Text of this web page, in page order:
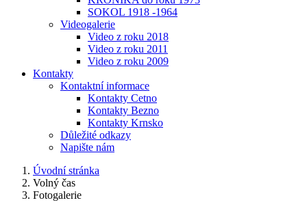
SOKOL 1918 -1964
Videogalerie
Video z roku 2018
Video z roku 2011
Video z roku 2009
Kontakty
Kontaktní informace
Kontakty Cetno
Kontakty Bezno
Kontakty Krnsko
Důležité odkazy
Napište nám
Úvodní stránka
Volný čas
Fotogalerie